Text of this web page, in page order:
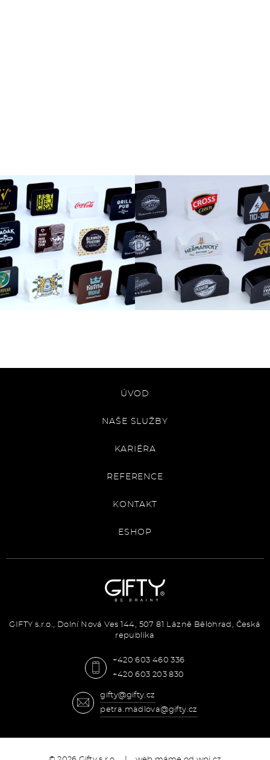
ÚVOD
NAŠE SLUŽBY
KARIÉRA
REFERENCE
KONTAKT
ESHOP
GIFTY s.r.o., Dolní Nová Ves 144, 507 81 Lázně Bělohrad, Česká
republika
+420 603 460 336
+420 603 203 830
gifty@gifty.cz
petra.madlova@gifty.cz